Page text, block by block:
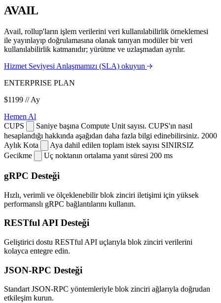
AVAIL
Avail, rollup'ların işlem verilerini veri kullanılabilirlik örneklemesi
ile yayınlayıp doğrulamasına olanak tanıyan modüler bir veri
kullanılabilirlik katmanıdır; yürütme ve uzlaşmadan ayrılır.
Hizmet Seviyesi Anlaşmamızı (SLA) okuyun
ENTERPRISE PLAN
$1199 // Ay
Hemen Al
CUPS
Saniye başına Compute Unit sayısı. CUPS'ın nasıl
hesaplandığı hakkında aşağıdan daha fazla bilgi edinebilirsiniz. 2000
Aylık Kota
Aya dahil edilen toplam istek sayısı SINIRSIZ
Gecikme
Uç noktanın ortalama yanıt süresi 200 ms
gRPC Desteği
Hızlı, verimli ve ölçeklenebilir blok zinciri iletişimi için yüksek
performanslı gRPC bağlantılarını kullanın.
RESTful API Desteği
Geliştirici dostu RESTful API uçlarıyla blok zinciri verilerini
kolayca entegre edin.
JSON-RPC Desteği
Standart JSON-RPC yöntemleriyle blok zinciri ağlarıyla doğrudan
etkileşim kurun.